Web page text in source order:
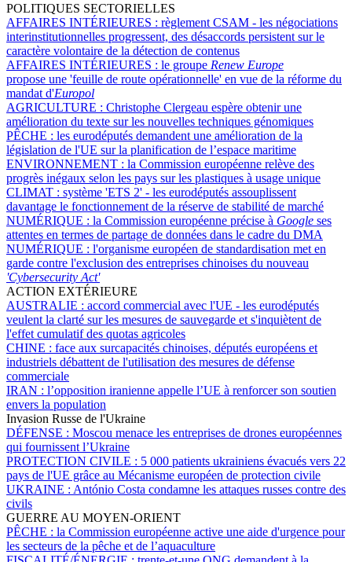
POLITIQUES SECTORIELLES
AFFAIRES INTÉRIEURES : règlement CSAM - les négociations
interinstitutionnelles progressent, des désaccords persistent sur le
caractère volontaire de la détection de contenus
AFFAIRES INTÉRIEURES : le groupe Renew Europe
propose une 'feuille de route opérationnelle' en vue de la réforme du
mandat d'Europol
AGRICULTURE : Christophe Clergeau espère obtenir une
amélioration du texte sur les nouvelles techniques génomiques
PÊCHE : les eurodéputés demandent une amélioration de la
législation de l'UE sur la planification de l’espace maritime
ENVIRONNEMENT : la Commission européenne relève des
progrès inégaux selon les pays sur les plastiques à usage unique
CLIMAT : système 'ETS 2' - les eurodéputés assouplissent
davantage le fonctionnement de la réserve de stabilité de marché
NUMÉRIQUE : la Commission européenne précise à Google ses
attentes en termes de partage de données dans le cadre du DMA
NUMÉRIQUE : l'organisme européen de standardisation met en
garde contre l'exclusion des entreprises chinoises du nouveau
'Cybersecurity Act'
ACTION EXTÉRIEURE
AUSTRALIE : accord commercial avec l'UE - les eurodéputés
veulent la clarté sur les mesures de sauvegarde et s'inquiètent de
l'effet cumulatif des quotas agricoles
CHINE : face aux surcapacités chinoises, députés européens et
industriels débattent de l'utilisation des mesures de défense
commerciale
IRAN : l’opposition iranienne appelle l’UE à renforcer son soutien
envers la population
Invasion Russe de l'Ukraine
DÉFENSE : Moscou menace les entreprises de drones européennes
qui fournissent l’Ukraine
PROTECTION CIVILE : 5 000 patients ukrainiens évacués vers 22
pays de l'UE grâce au Mécanisme européen de protection civile
UKRAINE : António Costa condamne les attaques russes contre des
civils
GUERRE AU MOYEN-ORIENT
PÊCHE : la Commission européenne active une aide d'urgence pour
les secteurs de la pêche et de l’aquaculture